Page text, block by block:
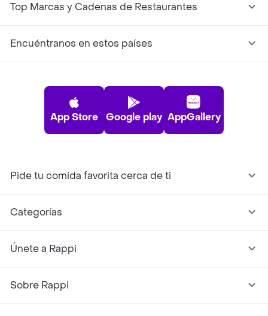
Top Marcas y Cadenas de Restaurantes
Encuéntranos en estos países
App Store Google play AppGallery
Pide tu comida favorita cerca de ti
Categorías
Únete a Rappi
Sobre Rappi